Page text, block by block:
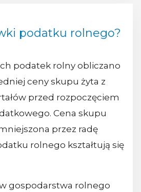
podatku rolnego?
podatek rolny obliczano
ceny skupu żyta z
przed rozpoczęciem
Cena skupu
przez radę
rolnego kształtują się
gospodarstwa rolnego